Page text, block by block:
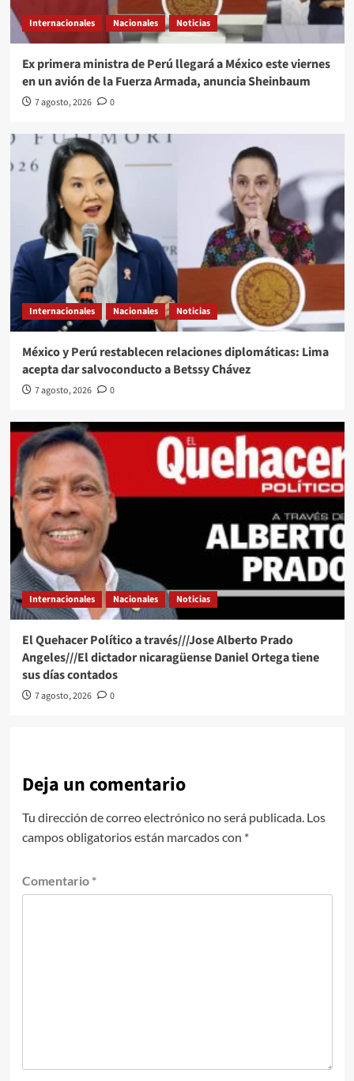
Internacionales Nacionales Noticias
Ex primera ministra de Perú llegará a México este viernes
en un avión de la Fuerza Armada, anuncia Sheinbaum
7 agosto, 2026 0
Internacionales Nacionales Noticias
México y Perú restablecen relaciones diplomáticas: Lima
acepta dar salvoconducto a Betssy Chávez
7 agosto, 2026 0
Internacionales Nacionales Noticias
El Quehacer Político a través///Jose Alberto Prado
Angeles///El dictador nicaragüense Daniel Ortega tiene
sus días contados
7 agosto, 2026 0
Deja un comentario
Tu dirección de correo electrónico no será publicada. Los
campos obligatorios están marcados con *
Comentario *